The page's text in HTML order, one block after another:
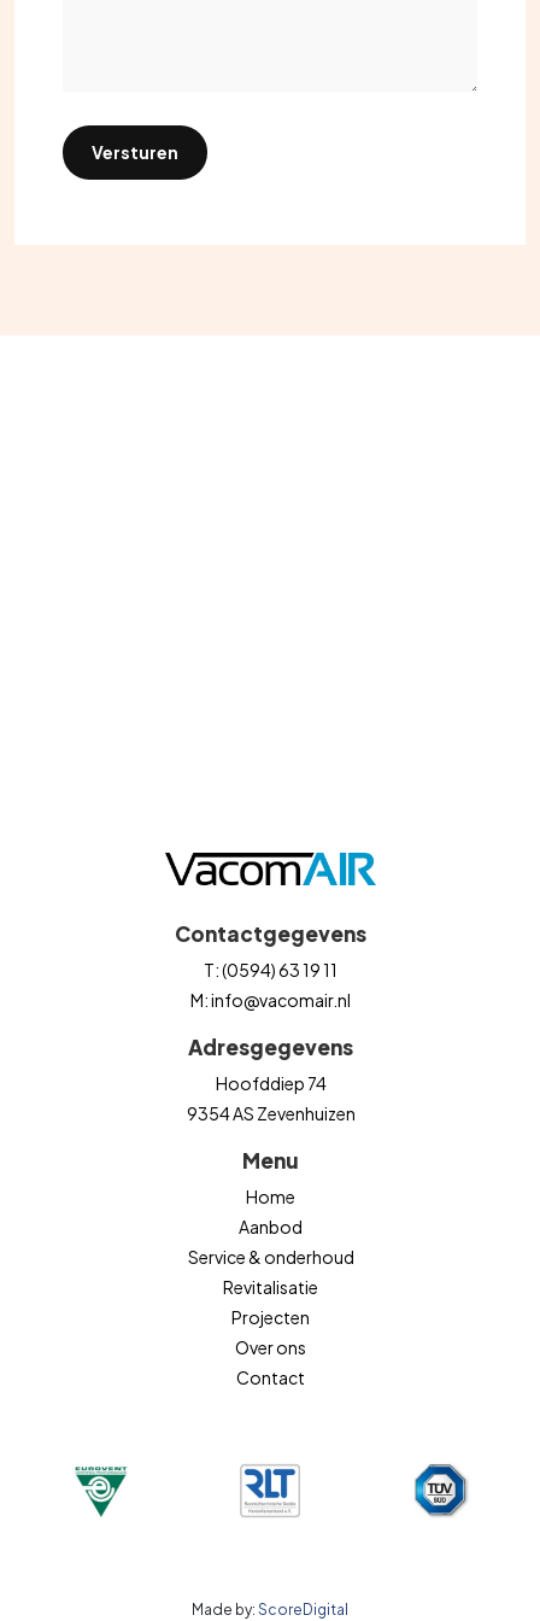
Versturen
Contactgegevens
T: (0594) 63 19 11
M: info@vacomair.nl
Adresgegevens
Hoofddiep 74
9354 AS Zevenhuizen
Menu
Home
Aanbod
Service & onderhoud
Revitalisatie
Projecten
Over ons
Contact
Made by: ScoreDigital